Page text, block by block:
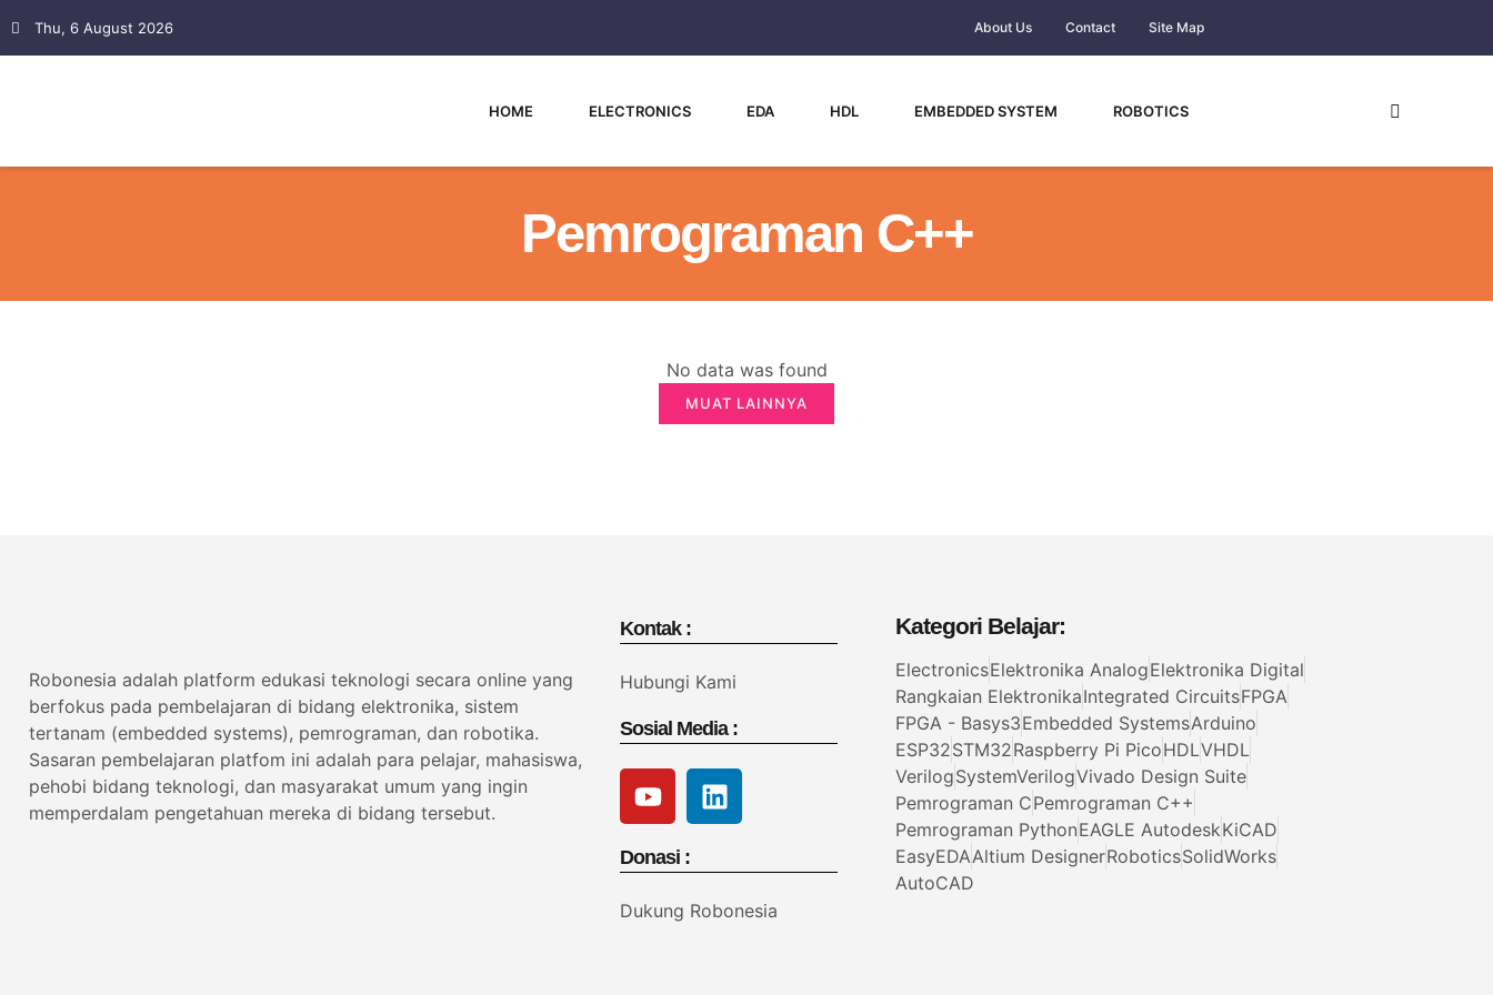
Thu, 6 August 2026 About Us Contact Site Map
HOME ELECTRONICS EDA HDL EMBEDDED SYSTEM ROBOTICS
Pemrograman C++
No data was found
MUAT LAINNYA
Robonesia adalah platform edukasi teknologi secara online yang
berfokus pada pembelajaran di bidang elektronika, sistem
tertanam (embedded systems), pemrograman, dan robotika.
Sasaran pembelajaran platfom ini adalah para pelajar, mahasiswa,
pehobi bidang teknologi, dan masyarakat umum yang ingin
memperdalam pengetahuan mereka di bidang tersebut.
Kontak :
Hubungi Kami
Sosial Media :
Donasi :
Dukung Robonesia
Kategori Belajar:
ElectronicsElektronika AnalogElektronika Digital
Rangkaian ElektronikaIntegrated CircuitsFPGA
FPGA - Basys3Embedded SystemsArduino
ESP32STM32Raspberry Pi PicoHDLVHDL
VerilogSystemVerilogVivado Design Suite
Pemrograman CPemrograman C++
Pemrograman PythonEAGLE AutodeskKiCAD
EasyEDAAltium DesignerRoboticsSolidWorks
AutoCAD